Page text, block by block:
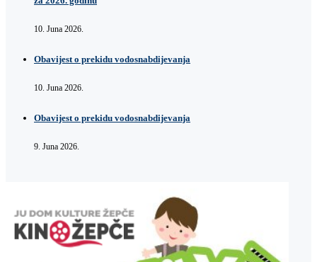
10. Juna 2026.
Obavijest o prekidu vodosnabdijevanja
10. Juna 2026.
Obavijest o prekidu vodosnabdijevanja
9. Juna 2026.